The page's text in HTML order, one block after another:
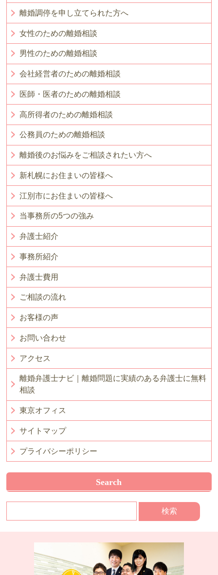
離婚調停を申し立てられた方へ
女性のための離婚相談
男性のための離婚相談
会社経営者のための離婚相談
医師・医者のための離婚相談
高所得者のための離婚相談
公務員のための離婚相談
離婚後のお悩みをご相談されたい方へ
新札幌にお住まいの皆様へ
江別市にお住まいの皆様へ
当事務所の5つの強み
弁護士紹介
事務所紹介
弁護士費用
ご相談の流れ
お客様の声
お問い合わせ
アクセス
離婚弁護士ナビ｜離婚問題に実績のある弁護士に無料
相談
東京オフィス
サイトマップ
プライバシーポリシー
Search